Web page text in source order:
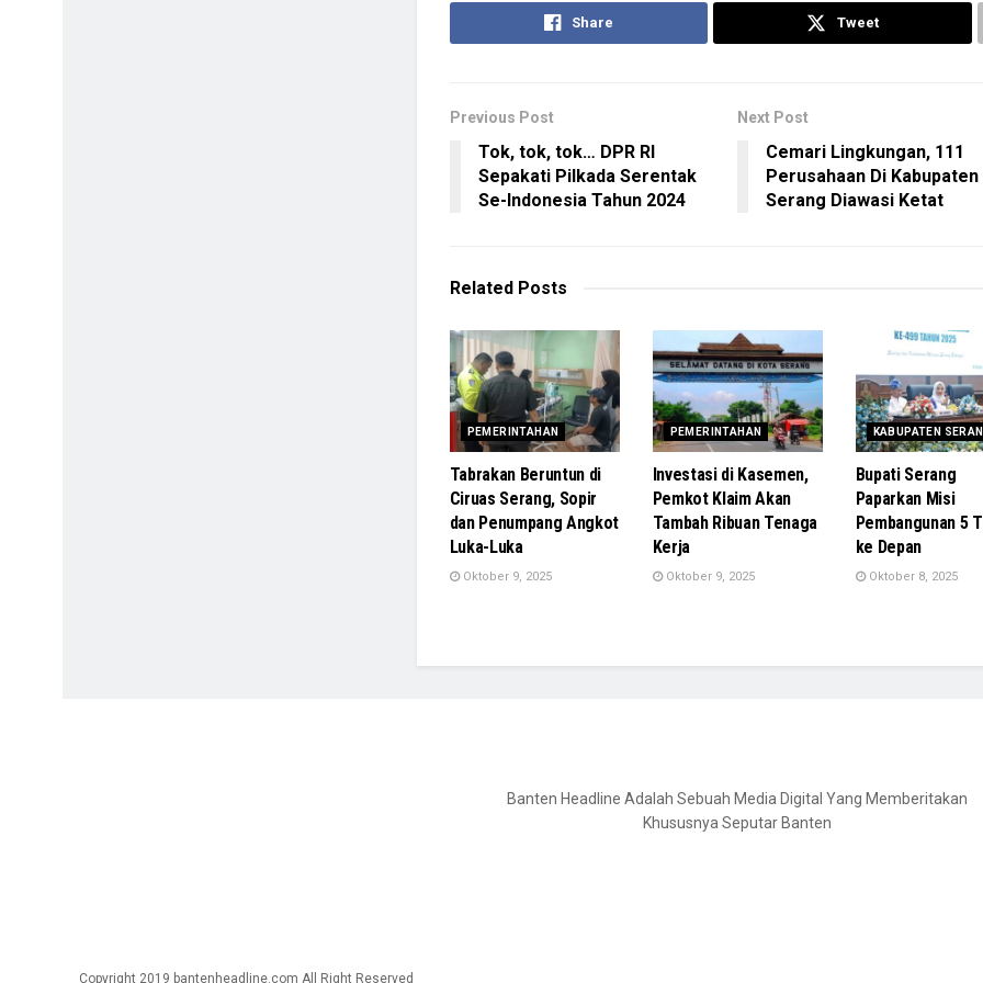
Share Tweet
Previous Post
Tok, tok, tok… DPR RI
Sepakati Pilkada Serentak
Se-Indonesia Tahun 2024
Next Post
Cemari Lingkungan, 111
Perusahaan Di Kabupaten
Serang Diawasi Ketat
RelatedPosts
PEMERINTAHAN
Tabrakan Beruntun di
Ciruas Serang, Sopir
dan Penumpang Angkot
Luka-Luka
Oktober 9, 2025
PEMERINTAHAN
Investasi di Kasemen,
Pemkot Klaim Akan
Tambah Ribuan Tenaga
Kerja
Oktober 9, 2025
KABUPATEN
Bupati Serang
Paparkan Misi
Pembangunan 5
ke Depan
Oktober 8, 2025
Banten Headline Adalah Sebuah Media Digital Yang Memberitakan
Khususnya Seputar Banten
Copyright 2019 bantenheadline.com All Right Reserved